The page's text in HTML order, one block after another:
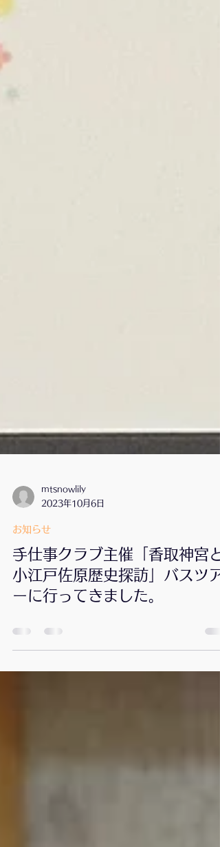
mtsnowlily
2023年10月6日
お知らせ
手仕事クラブ主催「香取神宮と
小江戸佐原歴史探訪」バスツア
ーに行ってきました。